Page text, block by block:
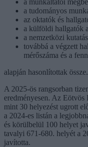
a tudományos
az oktatók és
a külföldi hallgatók
a nemzetközi
továbbá a végzett
mérőszáma és a
alapján hasonlítottak össze.
A 2025-ös rangsorban
eredményesen. Az
mint 30 helyezést ugrott
a 2024-es listán a
és körülbelül 100 helyet
tavalyi 671-680. helyét a
javította.